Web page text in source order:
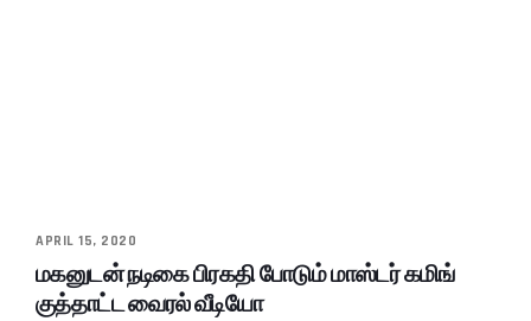
APRIL 15, 2020
மகனுடன் நடிகை பிரகதி போடும் மாஸ்டர் கமிங்
குத்தாட்ட வைரல் வீடியோ